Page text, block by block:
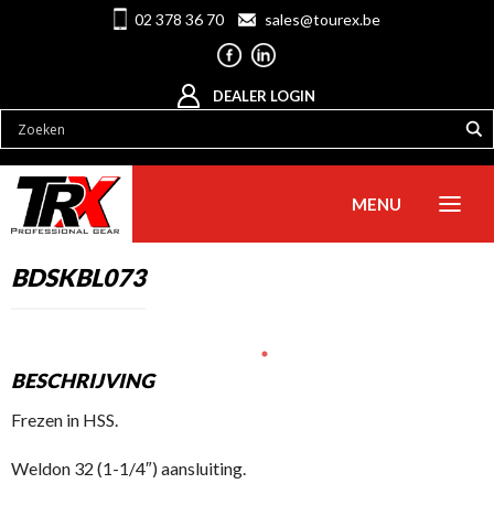
02 378 36 70 sales@tourex.be
DEALER LOGIN
MENU
BDSKBL073
BESCHRIJVING
Frezen in HSS.
Weldon 32 (1-1/4″) aansluiting.